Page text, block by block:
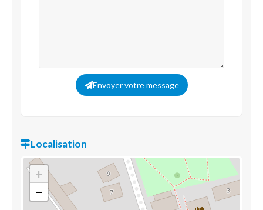
Envoyer votre message
Localisation
+
−